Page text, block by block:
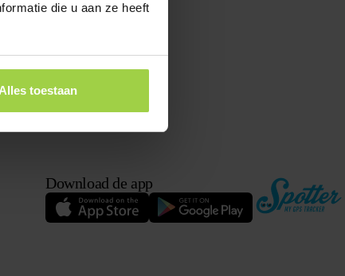
die u aan ze heeft
Alles toestaan
Download de app